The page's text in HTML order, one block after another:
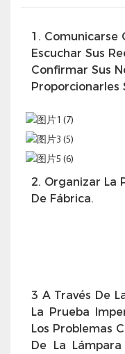
1. Comunicarse
Escuchar Sus
Confirmar Sus
Proporcionarles
2. Organizar La
De Fábrica.
3 A Través De
La Prueba
Los Problemas
De La